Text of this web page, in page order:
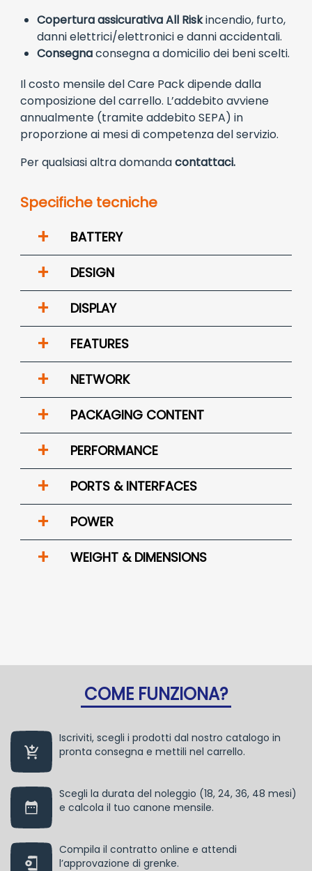
Copertura assicurativa All Riskincendio, furto,
danni elettrici/elettronici e danni accidentali.
Consegnaconsegna a domicilio dei beni scelti.
Il costo mensile del Care Pack dipende dalla
composizione del carrello. L’addebito avviene
annualmente (tramite addebito SEPA) in
proporzione ai mesi di competenza del servizio.
Per qualsiasi altra domandacontattaci.
Specifiche tecniche
+ BATTERY
+ DESIGN
+ DISPLAY
+ FEATURES
+ NETWORK
+ PACKAGING CONTENT
+ PERFORMANCE
+ PORTS & INTERFACES
+ POWER
+ WEIGHT & DIMENSIONS
COME FUNZIONA?
Iscriviti, scegli i prodotti dal nostro catalogo in
pronta consegna e mettili nel carrello.
Scegli la durata del noleggio (18, 24, 36, 48 mesi)
e calcola il tuo canone mensile.
Compila il contratto online e attendi
l’approvazione di grenke.